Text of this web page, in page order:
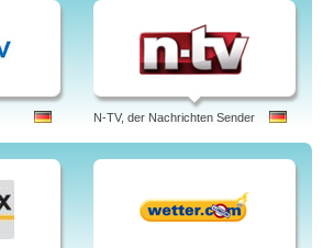
N-TV, der Nachrichten Sender